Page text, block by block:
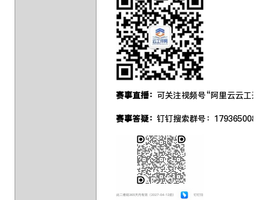
赛事直播： 可关注视频号“阿里云云工开
赛事答疑： 钉钉搜索群号：